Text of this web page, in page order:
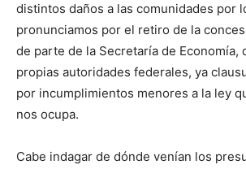
distintos daños a las comunidades por
pronunciamos por el retiro de la
de parte de la Secretaría de Economía,
propias autoridades federales, ya
por incumplimientos menores a la ley
nos ocupa.
Cabe indagar de dónde venían los